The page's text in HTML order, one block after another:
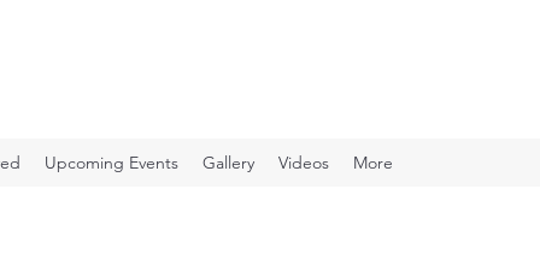
Upcoming Events Gallery Videos More